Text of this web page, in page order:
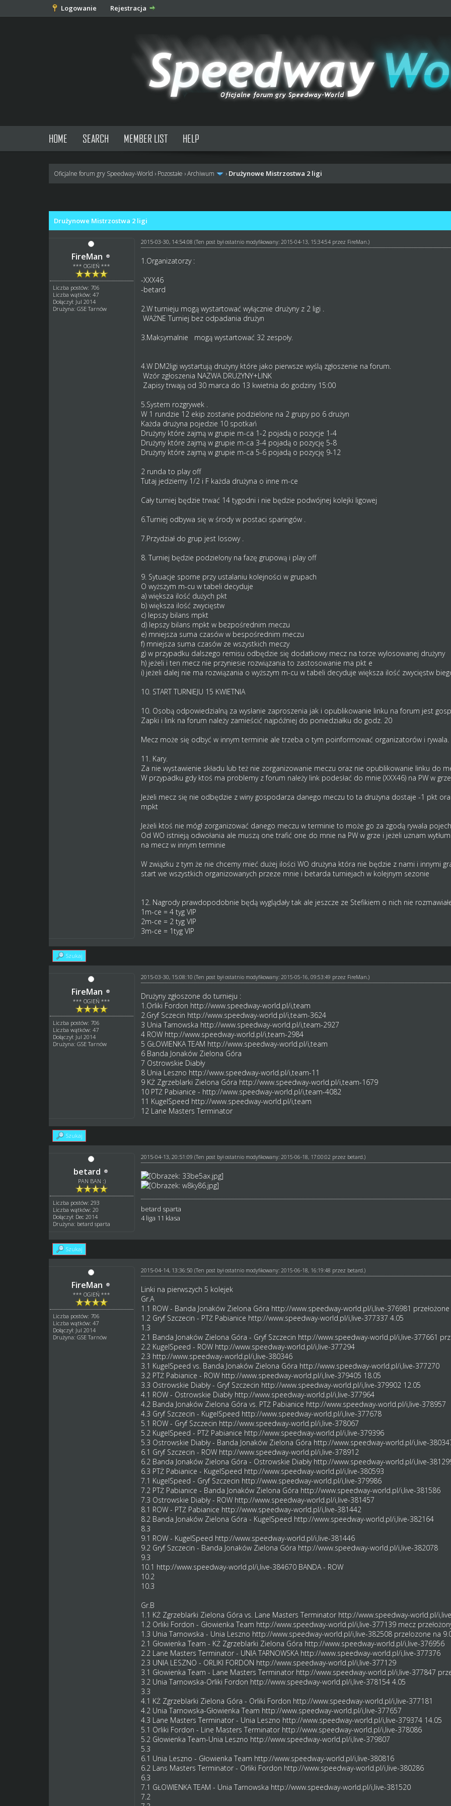
Logowanie Rejestracja
HOME SEARCH MEMBER LIST HELP
Oficjalne forum gry Speedway-World › Pozostałe ›Archiwum › Drużynowe Mistrzostwa 2 ligi
Drużynowe Mistrzostwa 2 ligi
FireMan
*** OGIEŃ ***
Liczba postów: 706
Liczba wątków: 47
Dołączył: Jul 2014
Drużyna: GSE Tarnów
2015-03-30, 14:54:08 (Ten post był ostatnio modyfikowany: 2015-04-13, 15:34:54 przez FireMan .)
1.Organizatorzy :
-XXX46
-betard
2.W turnieju mogą wystartować wyłącznie drużyny z 2 ligi .
WAŻNE Turniej bez odpadania drużyn
3.Maksymalnie mogą wystartować 32 zespoły.
4.W DM2ligi wystartują drużyny które jako pierwsze wyślą zgłoszenie na forum.
Wzór zgłoszenia NAZWA DRUŻYNY+LINK
Zapisy trwają od 30 marca do 13 kwietnia do godziny 15:00
5.System rozgrywek .
W 1 rundzie 12 ekip zostanie podzielone na 2 grupy po 6 drużyn
Każda drużyna pojedzie 10 spotkań
Drużyny które zajmą w grupie m-ca 1-2 pojadą o pozycje 1-4
Drużyny które zajmą w grupie m-ca 3-4 pojadą o pozycję 5-8
Drużyny które zajmą w grupie m-ca 5-6 pojadą o pozycję 9-12
2 runda to play off
Tutaj jedziemy 1/2 i F każda drużyna o inne m-ce
Cały turniej będzie trwać 14 tygodni i nie będzie podwójnej kolejki ligowej
6.Turniej odbywa się w środy w postaci sparingów .
7.Przydział do grup jest losowy .
8. Turniej będzie podzielony na fazę grupową i play off
9. Sytuacje sporne przy ustalaniu kolejności w grupach
O wyższym m-cu w tabeli decyduje
a) większa ilość dużych pkt
b) większa ilość zwycięstw
c) lepszy bilans mpkt
d) lepszy bilans mpkt w bezpośrednim meczu
e) mniejsza suma czasów w bespośrednim meczu
f) mniejsza suma czasów ze wszystkich meczy
g) w przypadku dalszego remisu odbędzie się dodatkowy mecz na torze wylosowanej drużyny
h) jeżeli i ten mecz nie przyniesie rozwiązania to zastosowanie ma pkt e
i) jeżeli dalej nie ma rozwiązania o wyższym m-cu w tabeli decyduje większa ilość zwycięstw
10. START TURNIEJU 15 KWIETNIA
10. Osobą odpowiedzialną za wysłanie zaproszenia jak i opublikowanie linku na forum jest
Zapki i link na forum należy zamieścić najpóźniej do poniedziałku do godz. 20
Mecz może się odbyć w innym terminie ale trzeba o tym poinformować organizatorów i rywala.
11. Kary.
Za nie wystawienie składu lub też nie zorganizowanie meczu oraz nie opublikowanie linku do
W przypadku gdy ktoś ma problemy z forum należy link podesłać do mnie (XXX46) na PW w grze
Jeżeli mecz się nie odbędzie z winy gospodarza danego meczu to ta drużyna dostaje -1 pkt
mpkt
Jeżeli ktoś nie mógł zorganizować danego meczu w terminie to może go za zgodą rywala
Od WO istnieją odwołania ale muszą one trafić one do mnie na PW w grze i jeżeli uznam
na mecz w innym terminie
W związku z tym że nie chcemy mieć dużej ilości WO drużyna która nie będzie z nami i innymi
start we wszystkich organizowanych przeze mnie i betarda turniejach w kolejnym sezonie
12. Nagrody prawdopodobnie będą wyglądały tak ale jeszcze ze Stefikiem o nich nie
1m-ce = 4 tyg VIP
2m-ce = 2 tyg VIP
3m-ce = 1tyg VIP
Szukaj
FireMan
*** OGIEŃ ***
Liczba postów: 706
Liczba wątków: 47
Dołączył: Jul 2014
Drużyna: GSE Tarnów
2015-03-30, 15:08:10 (Ten post był ostatnio modyfikowany: 2015-05-16, 09:53:49 przez FireMan .)
Drużyny zgłoszone do turnieju :
1.Orliki Fordon http://www.speedway-world.pl/i,team
2.Gryf Sczecin http://www.speedway-world.pl/i,team-3624
3 Unia Tarnowska http://www.speedway-world.pl/i,team-2927
4 ROW http://www.speedway-world.pl/i,team-2984
5 GŁOWIENKA TEAM http://www.speedway-world.pl/i,team
6 Banda Jonaków Zielona Góra
7 Ostrowskie Diabły
8 Unia Leszno http://www.speedway-world.pl/i,team-11
9 KŻ Zgrzeblarki Zielona Góra http://www.speedway-world.pl/i,team-1679
10 PTŻ Pabianice - http://www.speedway-world.pl/i,team-4082
11 KugelSpeed http://www.speedway-world.pl/i,team
12 Lane Masters Terminator
Szukaj
betard
PAN BAN :)
Liczba postów: 293
Liczba wątków: 20
Dołączył: Dec 2014
Drużyna: betard sparta
2015-04-13, 20:51:09 (Ten post był ostatnio modyfikowany: 2015-06-18, 17:00:02 przez betard .)
betard sparta
4 liga 11 klasa
Szukaj
FireMan
*** OGIEŃ ***
Liczba postów: 706
Liczba wątków: 47
Dołączył: Jul 2014
Drużyna: GSE Tarnów
2015-04-14, 13:36:50 (Ten post był ostatnio modyfikowany: 2015-06-18, 16:19:48 przez betard .)
Linki na pierwszych 5 kolejek
Gr.A
1.1 ROW - Banda Jonaków Zielona Góra http://www.speedway-world.pl/i,live-376981
1.2 Gryf Szczecin - PTŻ Pabianice http://www.speedway-world.pl/i,live-377337 4.05
1.3
2.1 Banda Jonaków Zielona Góra - Gryf Szczecin http://www.speedway-world.pl/i,live-377661
2.2 KugelSpeed - ROW http://www.speedway-world.pl/i,live-377294
2.3 http://www.speedway-world.pl/i,live-380346
3.1 KugelSpeed vs. Banda Jonaków Zielona Góra http://www.speedway-world.pl/i,live-377270
3.2 PTŻ Pabianice - ROW http://www.speedway-world.pl/i,live-379405 18.05
3.3 Ostrowskie Diabły - Gryf Szczecin http://www.speedway-world.pl/i,live-379902 12.05
4.1 ROW - Ostrowskie Diabły http://www.speedway-world.pl/i,live-377964
4.2 Banda Jonaków Zielona Góra vs. PTŻ Pabianice http://www.speedway-world.pl/i,live-378957
4.3 Gryf Szczecin - KugelSpeed http://www.speedway-world.pl/i,live-377678
5.1 ROW - Gryf Szczecin http://www.speedway-world.pl/i,live-378067
5.2 KugelSpeed - PTŻ Pabianice http://www.speedway-world.pl/i,live-379396
5.3 Ostrowskie Diabły - Banda Jonaków Zielona Góra http://www.speedway-world.pl/i,live-
6.1 Gryf Szczecin - ROW http://www.speedway-world.pl/i,live-378912
6.2 Banda Jonaków Zielona Góra - Ostrowskie Diabły http://www.speedway-world.pl/i,live-
6.3 PTŻ Pabianice - KugelSpeed http://www.speedway-world.pl/i,live-380593
7.1 KugelSpeed - Gryf Szczecin http://www.speedway-world.pl/i,live-379986
7.2 PTŻ Pabianice - Banda Jonaków Zielona Góra http://www.speedway-world.pl/i,live-381586
7.3 Ostrowskie Diabły - ROW http://www.speedway-world.pl/i,live-381457
8.1 ROW - PTŻ Pabianice http://www.speedway-world.pl/i,live-381442
8.2 Banda Jonaków Zielona Góra - KugelSpeed http://www.speedway-world.pl/i,live-382164
8.3
9.1 ROW - KugelSpeed http://www.speedway-world.pl/i,live-381446
9.2 Gryf Szczecin - Banda Jonaków Zielona Góra http://www.speedway-world.pl/i,live-382078
9.3
10.1 http://www.speedway-world.pl/i,live-384670BANDA - ROW
10.2
10.3
Gr.B
1.1 KŻ Zgrzeblarki Zielona Góra vs. Lane Masters Terminator http://www.speedway-world.pl/
1.2 Orliki Fordon - Głowienka Team http://www.speedway-world.pl/i,live-377139mecz
1.3 Unia Tarnowska - Unia Leszno http://www.speedway-world.pl/i,live-382508przelozone na
2.1 Głowienka Team - KŻ Zgrzeblarki Zielona Góra http://www.speedway-world.pl/i,live-376956
2.2 Lane Masters Terminator - UNIA TARNOWSKA http://www.speedway-world.pl/i,live-377376
2.3 UNIA LESZNO - ORLIKI FORDON http://www.speedway-world.pl/i,live-377129
3.1 Głowienka Team - Lane Masters Terminator http://www.speedway-world.pl/i,live-377847
3.2 Unia Tarnowska-Orliki Fordon http://www.speedway-world.pl/i,live-3781544.05
3.3
4.1 KŻ Zgrzeblarki Zielona Góra - Orliki Fordon http://www.speedway-world.pl/i,live-377181
4.2 Unia Tarnowska-Głowienka Team http://www.speedway-world.pl/i,live-377657
4.3 Lane Masters Terminator - Unia Leszno http://www.speedway-world.pl/i,live-37937414.05
5.1 Orliki Fordon - Line Masters Terminator http://www.speedway-world.pl/i,live-378086
5.2 Głowienka Team-Unia Leszno http://www.speedway-world.pl/i,live-379807
5.3
6.1 Unia Leszno - Głowienka Team http://www.speedway-world.pl/i,live-380816
6.2 Lans Masters Terminator - Orliki Fordon http://www.speedway-world.pl/i,live-380286
6.3
7.1 GŁOWIENKA TEAM - Unia Tarnowska http://www.speedway-world.pl/i,live-381520
7.2